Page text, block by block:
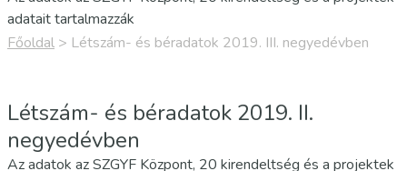
adatait tartalmazzák
Főoldal > Létszám- és béradatok 2019. III. negyedévben
Létszám- és béradatok 2019. II.
negyedévben
Az adatok az SZGYF Központ, 20 kirendeltség és a projektek